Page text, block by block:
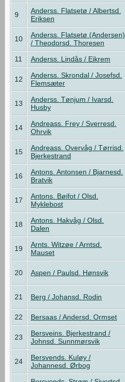
9
Anderss. Flatsetø / Albertsd.
Eriksen
10
Anderss. Flatsetø (Andersen)
/ Theodorsd. Thoresen
11 Anderss. Lindås / Eikrem
12
Anderss. Skrondal / Josefsd.
Flemsæter
13
Anderss. Tønjum / Ivarsd.
Husby
14
Andreass. Frey / Sverresd.
Ohrvik
15
Andreass. Overvåg / Tørrisd.
Bjerkestrand
16
Antons. Antonsen / Bjarnesd.
Bratvik
17
Antons. Bøifot / Olsd.
Myklebost
18
Antons. Hakvåg / Olsd.
Dalen
19
Arnts. Witzøe / Arntsd.
Mauset
20 Aspen / Paulsd. Hønsvik
21 Berg / Johansd. Rodin
22 Bersaas / Andersd. Ormset
23
Bersveins. Bjerkestrand /
Johnsd. Sunnmørsvik
24
Bersvends. Kuløy /
Johannesd. Ørbog